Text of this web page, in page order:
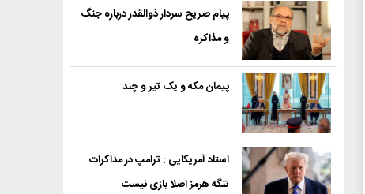
پیام صریح سردار ذوالقدر درباره جنگ
و مذاکره
پیمان مکه و یک تیر و چند
استاد آمریکایی : ترامپ در مذاکرات
تنگه هرمز اصلا بازی نیست